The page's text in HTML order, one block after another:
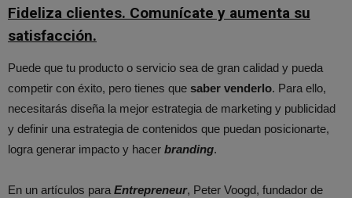
Fideliza clientes. Comunícate y aumenta su
satisfacción.
Puede que tu producto o servicio sea de gran calidad y pueda
competir con éxito, pero tienes que saber venderlo. Para ello,
necesitarás diseña la mejor estrategia de marketing y publicidad
y definir una estrategia de contenidos que puedan posicionarte,
logra generar impacto y hacer branding.
En un artículos para Entrepreneur, Peter Voogd, fundador de